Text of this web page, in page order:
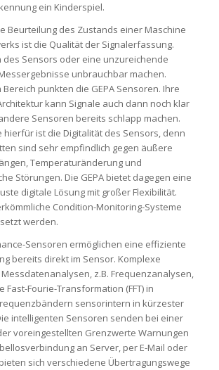
ein Kinderspiel.
Beurteilung des Zustands einer Maschine
ist die Qualität der Signalerfassung.
des Sensors oder eine unzureichende
unbrauchbar machen.
punkten die GEPA Sensoren. Ihre
kann Signale auch dann noch klar
Sensoren bereits schlapp machen.
hierfür ist die Digitalität des Sensors, denn
sind sehr empfindlich gegen äußere
Temperaturänderung und
Störungen. Die GEPA bietet dagegen eine
digitale Lösung mit großer Flexibilität.
Condition-Monitoring-Systeme
werden.
Sensoren ermöglichen eine effiziente
bereits direkt im Sensor. Komplexe
z.B. Frequenzanalysen,
Fourie-Transformation (FFT) in
sensorintern in kürzester
intelligenten Sensoren senden bei einer
voreingestellten Grenzwerte Warnungen
an Server, per E-Mail oder
sich verschiedene Übertragungswege